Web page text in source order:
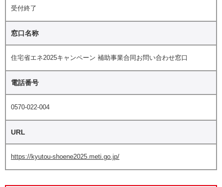
受付終了
窓口名称
住宅省エネ2025キャンペーン 補助事業合同お問い合わせ窓口
電話番号
0570-022-004
URL
https://kyutou-shoene2025.meti.go.jp/